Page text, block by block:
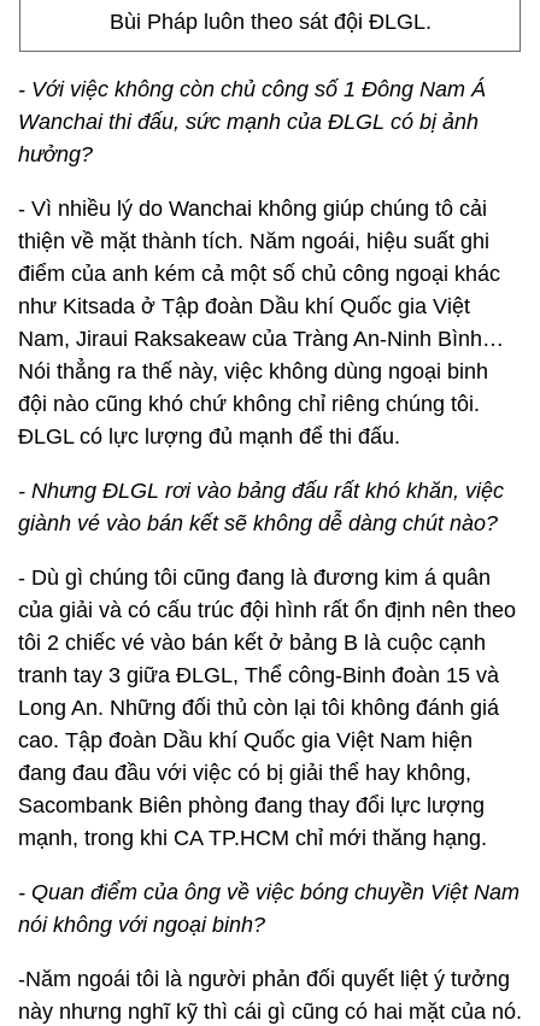
Bùi Pháp luôn theo sát đội ĐLGL.
- Với việc không còn chủ công số 1 Đông Nam Á
Wanchai thi đấu, sức mạnh của ĐLGL có bị ảnh
hưởng?
- Vì nhiều lý do Wanchai không giúp chúng tô cải
thiện về mặt thành tích. Năm ngoái, hiệu suất ghi
điểm của anh kém cả một số chủ công ngoại khác
như Kitsada ở Tập đoàn Dầu khí Quốc gia Việt
Nam, Jiraui Raksakeaw của Tràng An-Ninh Bình…
Nói thẳng ra thế này, việc không dùng ngoại binh
đội nào cũng khó chứ không chỉ riêng chúng tôi.
ĐLGL có lực lượng đủ mạnh để thi đấu.
- Nhưng ĐLGL rơi vào bảng đấu rất khó khăn, việc
giành vé vào bán kết sẽ không dễ dàng chút nào?
- Dù gì chúng tôi cũng đang là đương kim á quân
của giải và có cấu trúc đội hình rất ổn định nên theo
tôi 2 chiếc vé vào bán kết ở bảng B là cuộc cạnh
tranh tay 3 giữa ĐLGL, Thể công-Binh đoàn 15 và
Long An. Những đối thủ còn lại tôi không đánh giá
cao. Tập đoàn Dầu khí Quốc gia Việt Nam hiện
đang đau đầu với việc có bị giải thể hay không,
Sacombank Biên phòng đang thay đổi lực lượng
mạnh, trong khi CA TP.HCM chỉ mới thăng hạng.
- Quan điểm của ông về việc bóng chuyền Việt Nam
nói không với ngoại binh?
-Năm ngoái tôi là người phản đối quyết liệt ý tưởng
này nhưng nghĩ kỹ thì cái gì cũng có hai mặt của nó.